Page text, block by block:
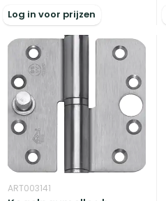
Log in voor prijzen
ART003141